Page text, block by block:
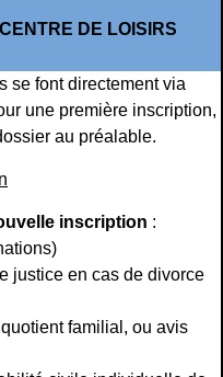
DE LOISIRS
se font directement via
une première inscription,
au préalable.
inscription :
justice en cas de divorce
familial, ou avis